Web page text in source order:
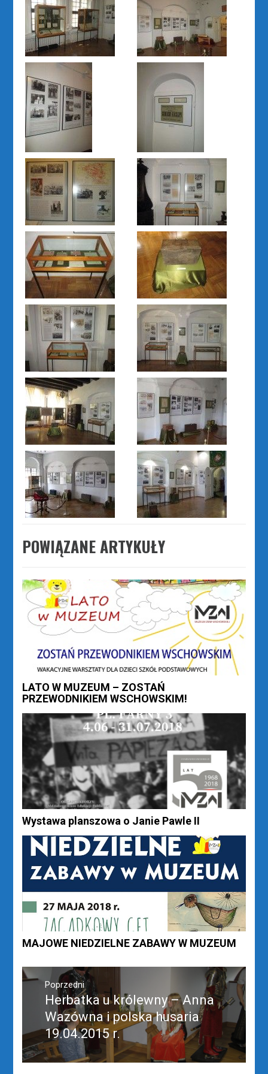
POWIĄZANE ARTYKUŁY
LATO W MUZEUM – ZOSTAŃ
PRZEWODNIKIEM WSCHOWSKIM!
Wystawa planszowa o Janie Pawle II
MAJOWE NIEDZIELNE ZABAWY W MUZEUM
Nawigacja
wpisuPoprzedni
Poprzedni
wpis:
Herbatka u królewny – Anna
Wazówna i polska husaria
19.04.2015 r.